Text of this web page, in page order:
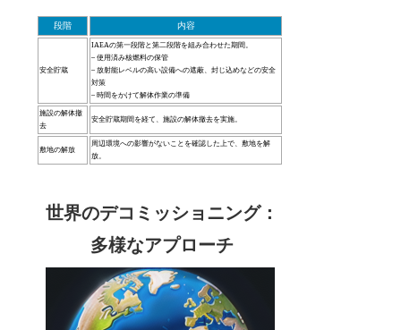
段階 内容
安全貯蔵
IAEAの第一段階と第二段階を組み合わせた期間。
– 使用済み核燃料の保管
– 放射能レベルの高い設備への遮蔽、封じ込めなどの安全
対策
– 時間をかけて解体作業の準備
施設の解体撤
去
安全貯蔵期間を経て、施設の解体撤去を実施。
敷地の解放
周辺環境への影響がないことを確認した上で、敷地を解
放。
世界のデコミッショニング：
多様なアプローチ